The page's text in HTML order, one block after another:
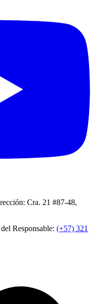
Cra. 21 #87-48,
Responsable: (+57) 321